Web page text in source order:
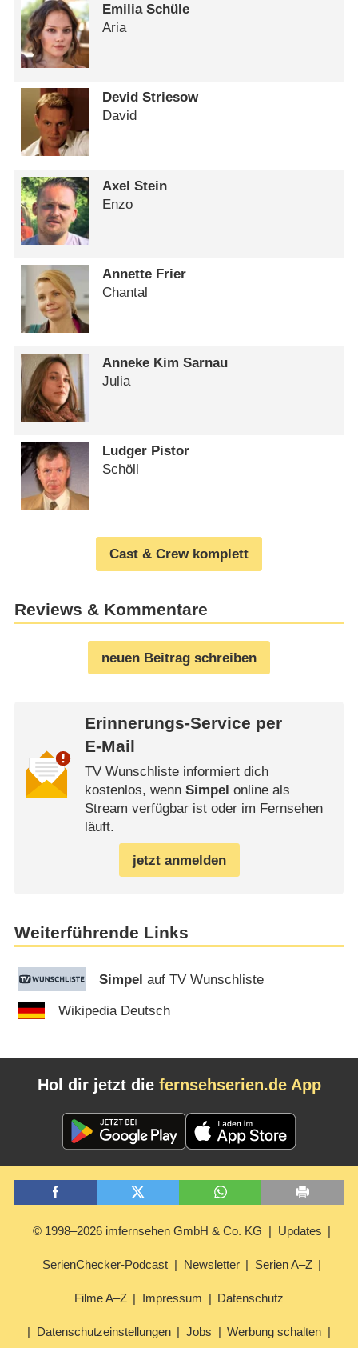
Emilia Schüle
Aria
Devid Striesow
David
Axel Stein
Enzo
Annette Frier
Chantal
Anneke Kim Sarnau
Julia
Ludger Pistor
Schöll
Cast & Crew komplett
Reviews & Kommentare
neuen Beitrag schreiben
Erinnerungs-Service per
E-Mail
TV Wunschliste informiert dich
kostenlos, wenn Simpel online als
Stream verfügbar ist oder im Fernsehen
läuft.
jetzt anmelden
Weiterführende Links
Simpel auf TV Wunschliste
Wikipedia Deutsch
Hol dir jetzt die fernsehserien.de App
© 1998–2026 imfernsehen GmbH & Co. KG Updates
SerienChecker-Podcast Newsletter Serien A–Z
Filme A–Z Impressum Datenschutz
Datenschutzeinstellungen Jobs Werbung schalten